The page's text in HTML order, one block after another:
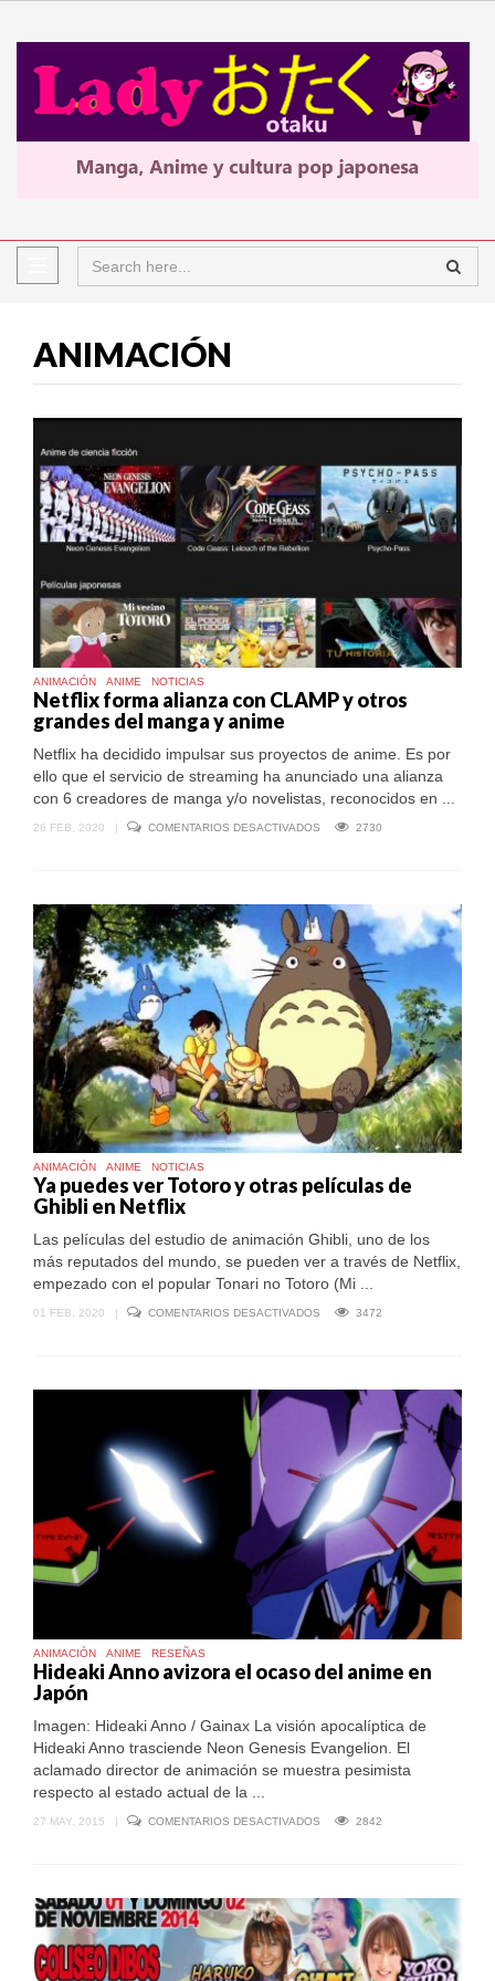
ANIMACIÓN
ANIMACIÓN ANIME NOTICIAS
Netflix forma alianza con CLAMP y otros
grandes del manga y anime
Netflix ha decidido impulsar sus proyectos de anime. Es por
ello que el servicio de streaming ha anunciado una alianza
con 6 creadores de manga y/o novelistas, reconocidos en ...
26 FEB, 2020 | COMENTARIOS DESACTIVADOS
OTROS
GRANDES
DEL
MANGA
Y
ANIME
2730
ANIMACIÓN ANIME NOTICIAS
Ya puedes ver Totoro y otras películas de
Ghibli en Netflix
Las películas del estudio de animación Ghibli, uno de los
más reputados del mundo, se pueden ver a través de Netflix,
empezado con el popular Tonari no Totoro (Mi ...
01 FEB, 2020 | COMENTARIOS DESACTIVADOS
OTRAS
PELÍCULAS
DE
GHIBLI
NETFLIX
3472
ANIMACIÓN ANIME RESEÑAS
Hideaki Anno avizora el ocaso del anime en
Japón
Imagen: Hideaki Anno / Gainax La visión apocalíptica de
Hideaki Anno trasciende Neon Genesis Evangelion. El
aclamado director de animación se muestra pesimista
respecto al estado actual de la ...
27 MAY, 2015 | COMENTARIOS DESACTIVADOS
DEL
ANIME
EN
JAPÓN
2842